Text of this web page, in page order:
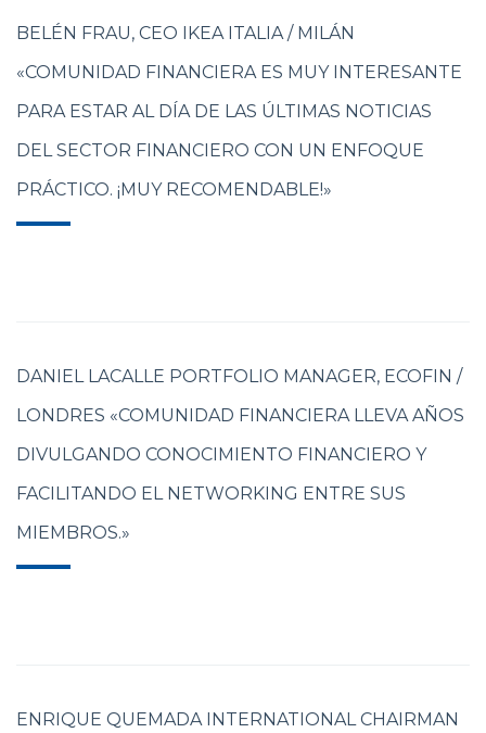
BELÉN FRAU, CEO IKEA ITALIA / MILÁN
«COMUNIDAD FINANCIERA ES MUY INTERESANTE
PARA ESTAR AL DÍA DE LAS ÚLTIMAS NOTICIAS
DEL SECTOR FINANCIERO CON UN ENFOQUE
PRÁCTICO. ¡MUY RECOMENDABLE!»
DANIEL LACALLE PORTFOLIO MANAGER, ECOFIN /
LONDRES «COMUNIDAD FINANCIERA LLEVA AÑOS
DIVULGANDO CONOCIMIENTO FINANCIERO Y
FACILITANDO EL NETWORKING ENTRE SUS
MIEMBROS.»
ENRIQUE QUEMADA INTERNATIONAL CHAIRMAN